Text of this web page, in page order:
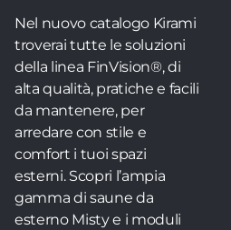
Nel nuovo catalogo Kirami
troverai tutte le soluzioni
della linea FinVision®, di
alta qualità, pratiche e facili
da mantenere, per
arredare con stile e
comfort i tuoi spazi
esterni. Scopri l’ampia
gamma di saune da
esterno Misty e i moduli